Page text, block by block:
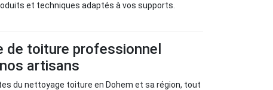
et techniques adaptés à vos supports.
de toiture professionnel
artisans
du nettoyage toiture en Dohem et sa région, tout